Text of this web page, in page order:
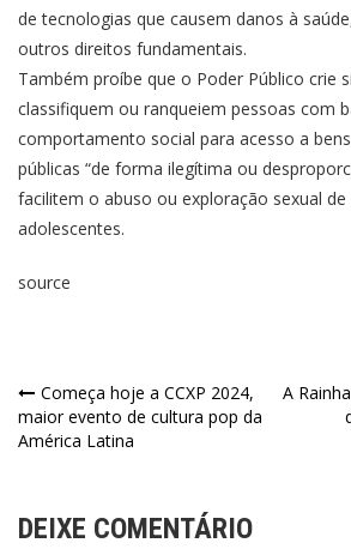
de tecnologias que causem danos à
outros direitos fundamentais.
Também proíbe que o Poder Público crie
classifiquem ou ranqueiem pessoas com
comportamento social para acesso a
públicas “de forma ilegítima ou
facilitem o abuso ou exploração sexual de
adolescentes.
source
Começa hoje a CCXP 2024,
maior evento de cultura pop da
América Latina
A
DEIXE COMENTÁRIO